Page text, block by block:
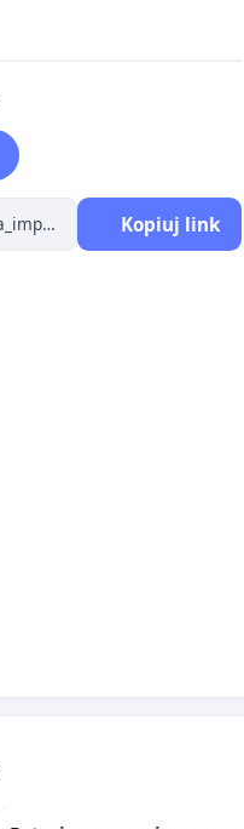
Kopiuj link